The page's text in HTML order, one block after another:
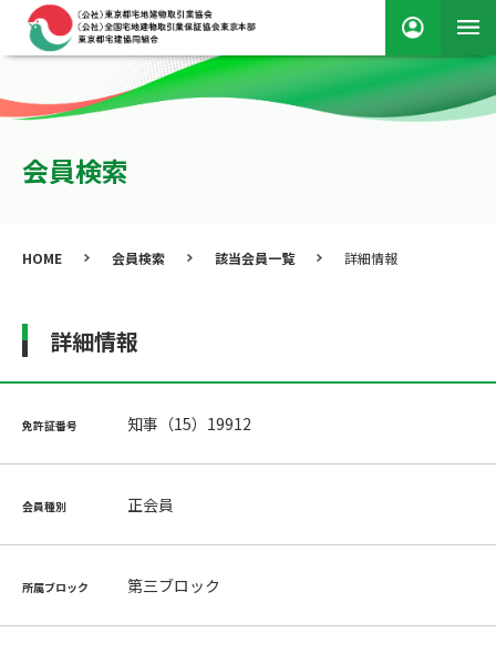
会員検索
HOME 会員検索 該当会員一覧 詳細情報
詳細情報
免許証番号 知事（15）19912
会員種別 正会員
所属ブロック 第三ブロック